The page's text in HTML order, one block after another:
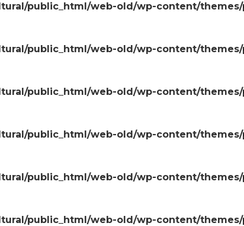
public_html/web-old/wp-content/
public_html/web-old/wp-content/
public_html/web-old/wp-content/
public_html/web-old/wp-content/
public_html/web-old/wp-content/
public_html/web-old/wp-content/